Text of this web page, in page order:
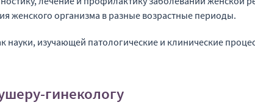
женского организма в разные возрастные периоды.
науки, изучающей патологические и клинические
гинекологу